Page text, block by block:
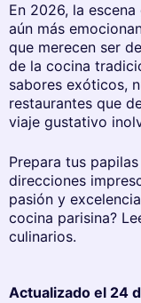
En 2026, la
aún más
que merecen ser
de la cocina
sabores exóticos,
restaurantes que
viaje gustativo
Prepara tus
direcciones
pasión y
cocina parisina?
culinarios.
Actualizado el 24